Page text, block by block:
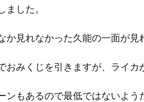
した。
か見れなかった久能の一面が見
おみくじを引きますが、ライカ
ンもあるので最低ではないよう